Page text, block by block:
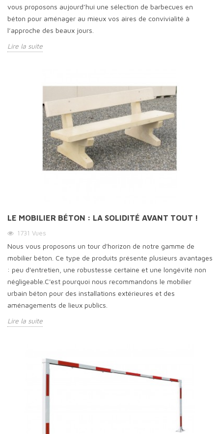
vous proposons aujourd’hui une sélection de barbecues en
béton pour aménager au mieux vos aires de convivialité à
l’approche des beaux jours.
Lire la suite
LE MOBILIER BÉTON : LA SOLIDITÉ AVANT TOUT !
1731 Vues
Nous vous proposons un tour d'horizon de notre gamme de
mobilier béton. Ce type de produits présente plusieurs avantages
: peu d'entretien, une robustesse certaine et une longévité non
négligeable.C'est pourquoi nous recommandons le mobilier
urbain béton pour des installations extérieures et des
aménagements de lieux publics.
Lire la suite